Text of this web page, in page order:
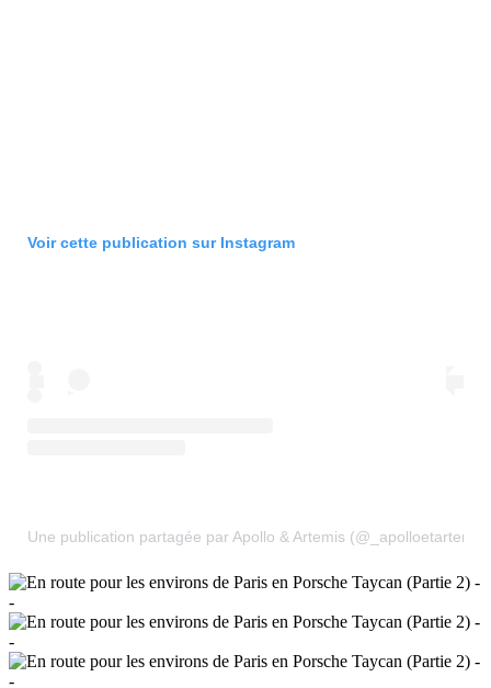
Voir cette publication sur Instagram
Une publication partagée par Apollo & Artemis (@_apolloetartemis)